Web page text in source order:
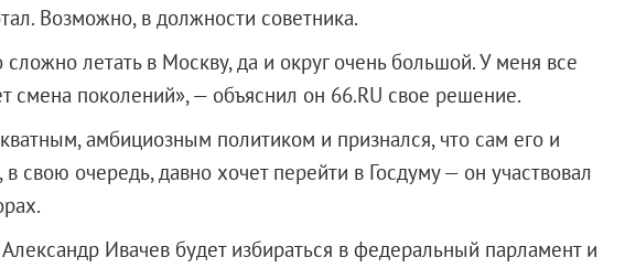
Возможно, в должности советника.
сложно летать в Москву, да и округ очень большой. У меня все
смена поколений», — объяснил он 66.RU свое решение.
амбициозным политиком и признался, что сам его и
свою очередь, давно хочет перейти в Госдуму — он участвовал
Ивачев будет избираться в федеральный парламент и